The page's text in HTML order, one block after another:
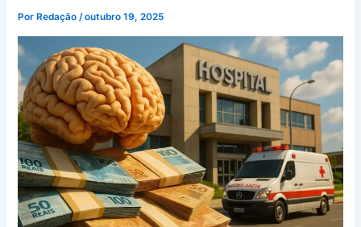
Por Redação/outubro 19, 2025